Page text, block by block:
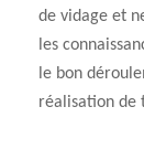
de vidage et
les
le bon
réalisation de